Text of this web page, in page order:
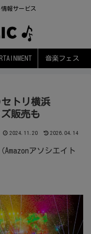
報サービス
音楽フェス
セトリ横浜
販売も
2024.11.20 2026.04.14
アソシエイト